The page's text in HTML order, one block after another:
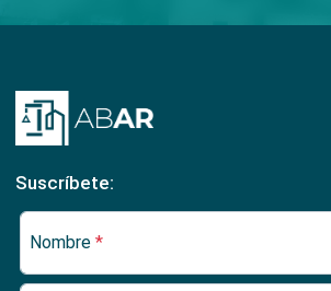
Suscríbete:
Nombre *